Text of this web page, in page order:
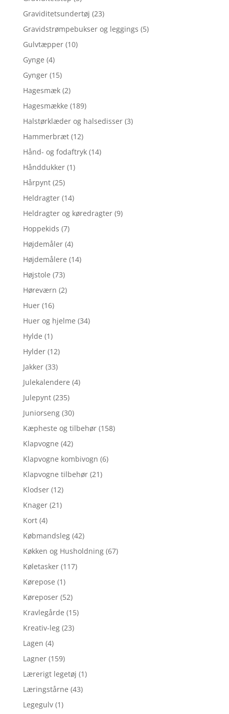
Graviditetsundertøj (23)
Gravidstrømpebukser og leggings (5)
Gulvtæpper (10)
Gynge (4)
Gynger (15)
Hagesmæk (2)
Hagesmække (189)
Halstørklæder og halsedisser (3)
Hammerbræt (12)
Hånd- og fodaftryk (14)
Hånddukker (1)
Hårpynt (25)
Heldragter (14)
Heldragter og køredragter (9)
Hoppekids (7)
Højdemåler (4)
Højdemålere (14)
Højstole (73)
Høreværn (2)
Huer (16)
Huer og hjelme (34)
Hylde (1)
Hylder (12)
Jakker (33)
Julekalendere (4)
Julepynt (235)
Juniorseng (30)
Kæpheste og tilbehør (158)
Klapvogne (42)
Klapvogne kombivogn (6)
Klapvogne tilbehør (21)
Klodser (12)
Knager (21)
Kort (4)
Købmandsleg (42)
Køkken og Husholdning (67)
Køletasker (117)
Kørepose (1)
Køreposer (52)
Kravlegårde (15)
Kreativ-leg (23)
Lagen (4)
Lagner (159)
Lærerigt legetøj (1)
Læringstårne (43)
Legegulv (1)